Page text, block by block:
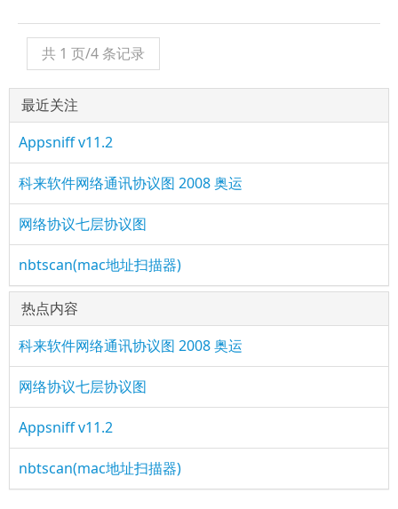
共 1 页/4 条记录
最近关注
Appsniff v11.2
科来软件网络通讯协议图 2008 奥运
网络协议七层协议图
nbtscan(mac地址扫描器)
热点内容
科来软件网络通讯协议图 2008 奥运
网络协议七层协议图
Appsniff v11.2
nbtscan(mac地址扫描器)